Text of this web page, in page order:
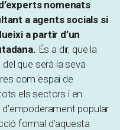
nomenats
a agents socials si
a partir d’un
És a dir, que la
que serà la seva
com espai de
els sectors i en
popular
formal d’aquesta